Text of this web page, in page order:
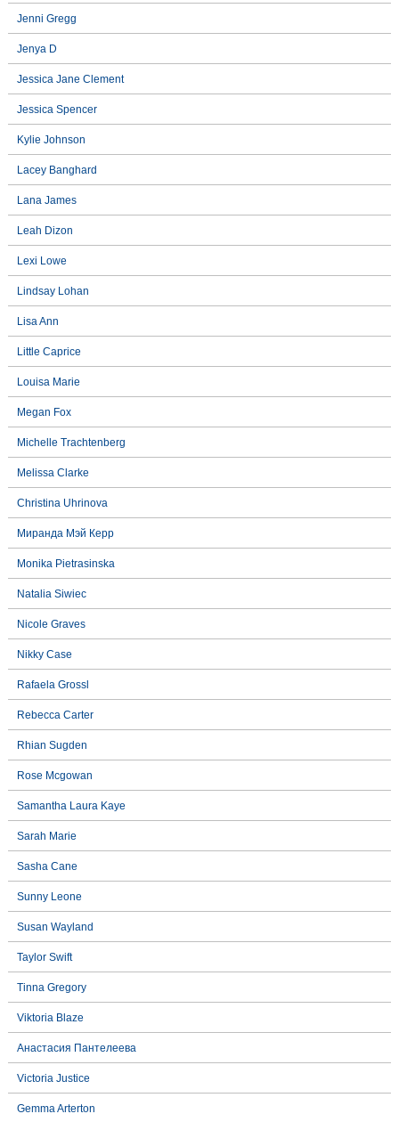
Jenni Gregg
Jenya D
Jessica Jane Clement
Jessica Spencer
Kylie Johnson
Lacey Banghard
Lana James
Leah Dizon
Lexi Lowe
Lindsay Lohan
Lisa Ann
Little Caprice
Louisa Marie
Megan Fox
Michelle Trachtenberg
Melissa Clarke
Christina Uhrinova
Миранда Мэй Керр
Monika Pietrasinska
Natalia Siwiec
Nicole Graves
Nikky Case
Rafaela Grossl
Rebecca Carter
Rhian Sugden
Rose Mcgowan
Samantha Laura Kaye
Sarah Marie
Sasha Cane
Sunny Leone
Susan Wayland
Taylor Swift
Tinna Gregory
Viktoria Blaze
Анастасия Пантелеева
Victoria Justice
Gemma Arterton